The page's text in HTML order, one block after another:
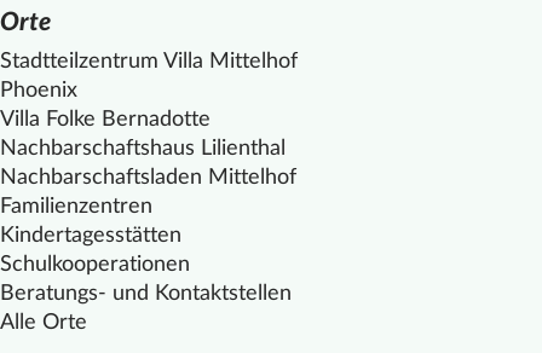
Orte
Stadtteilzentrum Villa Mittelhof
Phoenix
Villa Folke Bernadotte
Nachbarschaftshaus Lilienthal
Nachbarschaftsladen Mittelhof
Familienzentren
Kindertagesstätten
Schulkooperationen
Beratungs- und Kontaktstellen
Alle Orte